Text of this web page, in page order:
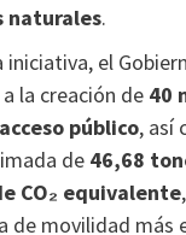
naturales.
el
la creación de 40
público, así
de 46,68
CO₂ equivalente
de movilidad más